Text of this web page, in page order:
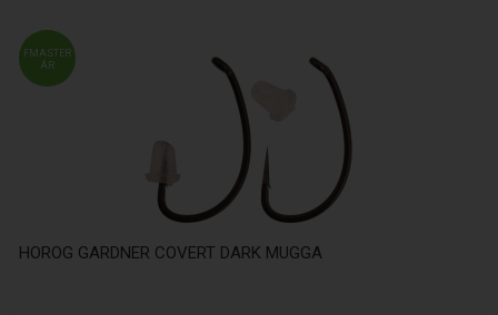
FMASTER
ÁR
HOROG GARDNER COVERT DARK MUGGA